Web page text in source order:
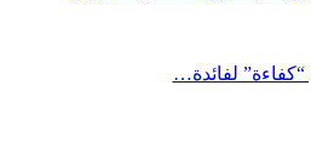
“كفاءة” لفائدة…